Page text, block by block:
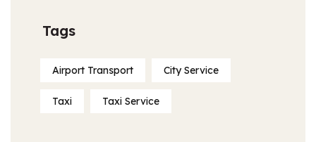
Tags
Airport Transport City Service
Taxi Taxi Service